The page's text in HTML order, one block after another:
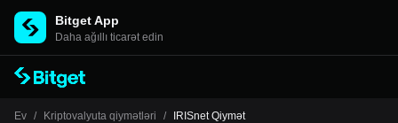
Bitget App
Daha ağıllı ticarət edin
Ev / Kriptovalyuta qiymətləri / IRISnet Qiymət